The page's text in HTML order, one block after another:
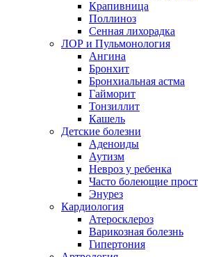
Крапивница
Поллиноз
Сенная лихорадка
ЛОР и Пульмонология
Ангина
Бронхит
Бронхиальная астма
Гайморит
Тонзиллит
Кашель
Детские болезни
Аденоиды
Аутизм
Невроз у ребенка
Часто болеющие
Энурез
Кардиология
Атеросклероз
Варикозная болезнь
Гипертония